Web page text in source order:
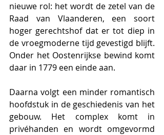
nieuwe rol: het wordt de zetel van de
Raad van Vlaanderen, een soort
hoger gerechtshof dat er tot diep in
de vroegmoderne tijd gevestigd blijft.
Onder het Oostenrijkse bewind komt
daar in 1779 een einde aan.
Daarna volgt een minder romantisch
hoofdstuk in de geschiedenis van het
gebouw. Het complex komt in
privéhanden en wordt omgevormd